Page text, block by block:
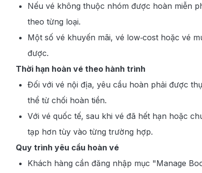
Nếu vé không thuộc nhóm được hoàn miễn
theo từng loại.
Một số vé khuyến mãi, vé low‑cost hoặc vé
được.
Thời hạn hoàn vé theo hành trình
Đối với vé nội địa, yêu cầu hoàn phải được
thể từ chối hoàn tiền.
Với vé quốc tế, sau khi vé đã hết hạn hoặc
tạp hơn tùy vào từng trường hợp.
Quy trình yêu cầu hoàn vé
Khách hàng cần đăng nhập mục "Manage